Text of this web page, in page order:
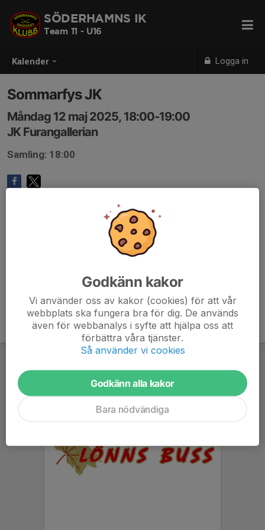
Kalender Logga in
SÖDERHAMNS IK
Team 11 - U16
Sommarfys JK
Måndag 12 maj 2025, 18:00-19:00
JK Furangallerian
Samling: 18:00
Godkänn kakor
Vi använder oss av kakor (cookies) för att vår
webbplats ska fungera bra för dig. De används
även för webbanalys i syfte att hjälpa oss att
förbättra våra tjänster.
Så använder vi cookies
Godkänn alla kakor
Bara nödvändiga